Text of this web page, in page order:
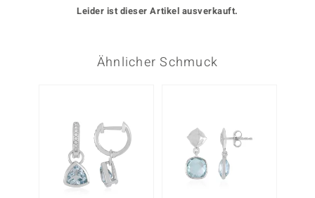
Leider ist dieser Artikel ausverkauft.
Ähnlicher Schmuck